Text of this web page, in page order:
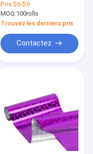
NOIR POUR DES
PAPIERS ET DES
CONDITIONNEMENTS
EN PLASTIQUE
Prix:$6-$9
MOQ:100rolls
Trouvez les derniers prix
Contactez